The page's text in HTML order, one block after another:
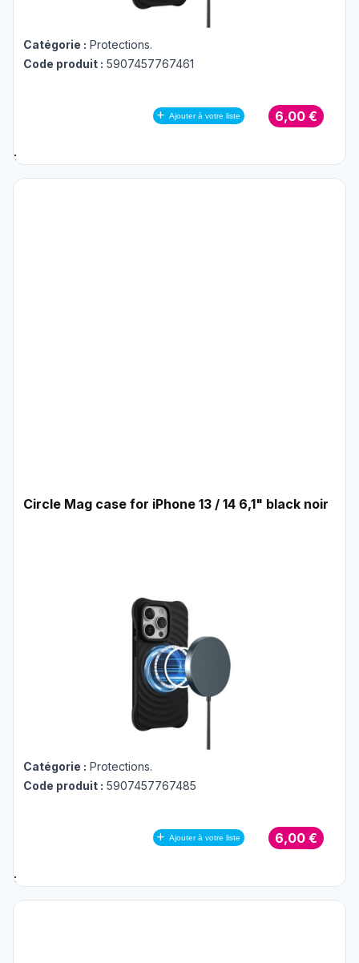
Catégorie : Protections.
Code produit : 5907457767461
Ajouter à votre liste 6,00 €
;
Circle Mag case for iPhone 13 / 14 6,1" black noir
Catégorie : Protections.
Code produit : 5907457767485
Ajouter à votre liste 6,00 €
;